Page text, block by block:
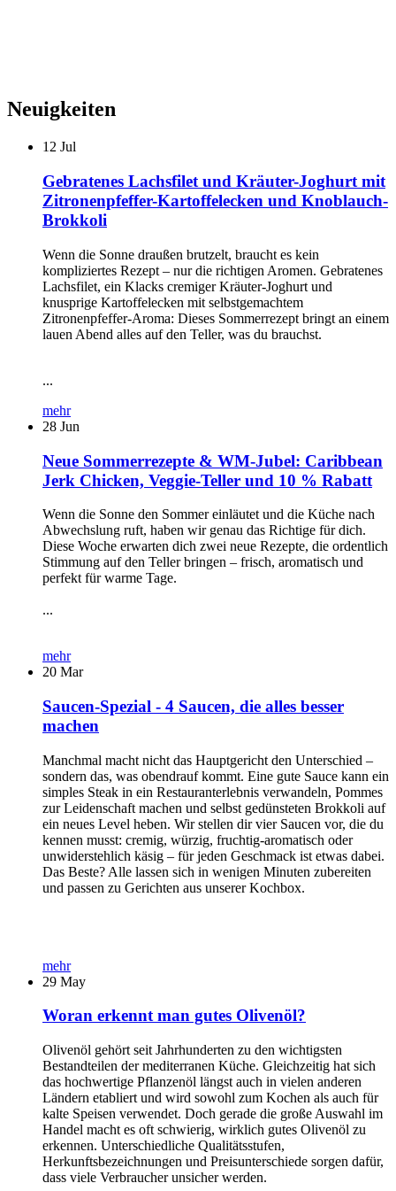
Neuigkeiten
12 Jul
Gebratenes Lachsfilet und Kräuter-Joghurt mit
Zitronenpfeffer-Kartoffelecken und Knoblauch-
Brokkoli
Wenn die Sonne draußen brutzelt, braucht es kein
kompliziertes Rezept – nur die richtigen Aromen. Gebratenes
Lachsfilet, ein Klacks cremiger Kräuter-Joghurt und
knusprige Kartoffelecken mit selbstgemachtem
Zitronenpfeffer-Aroma: Dieses Sommerrezept bringt an einem
lauen Abend alles auf den Teller, was du brauchst.
...
mehr
28 Jun
Neue Sommerrezepte & WM-Jubel: Caribbean
Jerk Chicken, Veggie-Teller und 10 % Rabatt
Wenn die Sonne den Sommer einläutet und die Küche nach
Abwechslung ruft, haben wir genau das Richtige für dich.
Diese Woche erwarten dich zwei neue Rezepte, die ordentlich
Stimmung auf den Teller bringen – frisch, aromatisch und
perfekt für warme Tage.
...
mehr
20 Mar
Saucen-Spezial - 4 Saucen, die alles besser
machen
Manchmal macht nicht das Hauptgericht den Unterschied –
sondern das, was obendrauf kommt. Eine gute Sauce kann ein
simples Steak in ein Restauranterlebnis verwandeln, Pommes
zur Leidenschaft machen und selbst gedünsteten Brokkoli auf
ein neues Level heben. Wir stellen dir vier Saucen vor, die du
kennen musst: cremig, würzig, fruchtig-aromatisch oder
unwiderstehlich käsig – für jeden Geschmack ist etwas dabei.
Das Beste? Alle lassen sich in wenigen Minuten zubereiten
und passen zu Gerichten aus unserer Kochbox.
mehr
29 May
Woran erkennt man gutes Olivenöl?
Olivenöl gehört seit Jahrhunderten zu den wichtigsten
Bestandteilen der mediterranen Küche. Gleichzeitig hat sich
das hochwertige Pflanzenöl längst auch in vielen anderen
Ländern etabliert und wird sowohl zum Kochen als auch für
kalte Speisen verwendet. Doch gerade die große Auswahl im
Handel macht es oft schwierig, wirklich gutes Olivenöl zu
erkennen. Unterschiedliche Qualitätsstufen,
Herkunftsbezeichnungen und Preisunterschiede sorgen dafür,
dass viele Verbraucher unsicher werden.